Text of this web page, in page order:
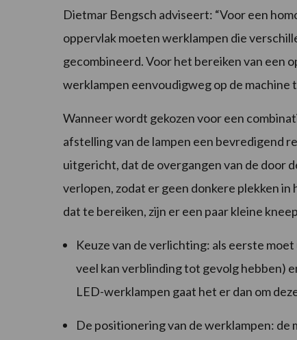
Dietmar Bengsch adviseert: “Voor een
oppervlak moeten werklampen die
gecombineerd. Voor het bereiken van een
werklampen eenvoudigweg op de machine
Wanneer wordt gekozen voor een
afstelling van de lampen een bevredigend
uitgericht, dat de overgangen van de door
verlopen, zodat er geen donkere plekken in
dat te bereiken, zijn er een paar kleine
Keuze van de verlichting: als eerste
veel kan verblinding tot gevolg hebben)
LED-werklampen gaat het er dan om
De positionering van de werklampen: